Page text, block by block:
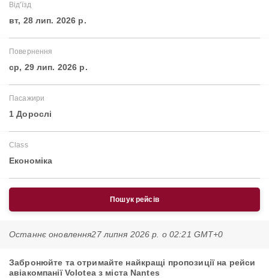
Від'їзд
вт, 28 лип. 2026 р.
Повернення
ср, 29 лип. 2026 р.
Пасажири
1 Дорослі
Class
Економіка
Пошук рейсів
Останнє оновлення27 липня 2026 р. о 02:21 GMT+0
Забронюйте та отримайте найкращі пропозиції на рейси
авіакомпанії Volotea з міста Nantes